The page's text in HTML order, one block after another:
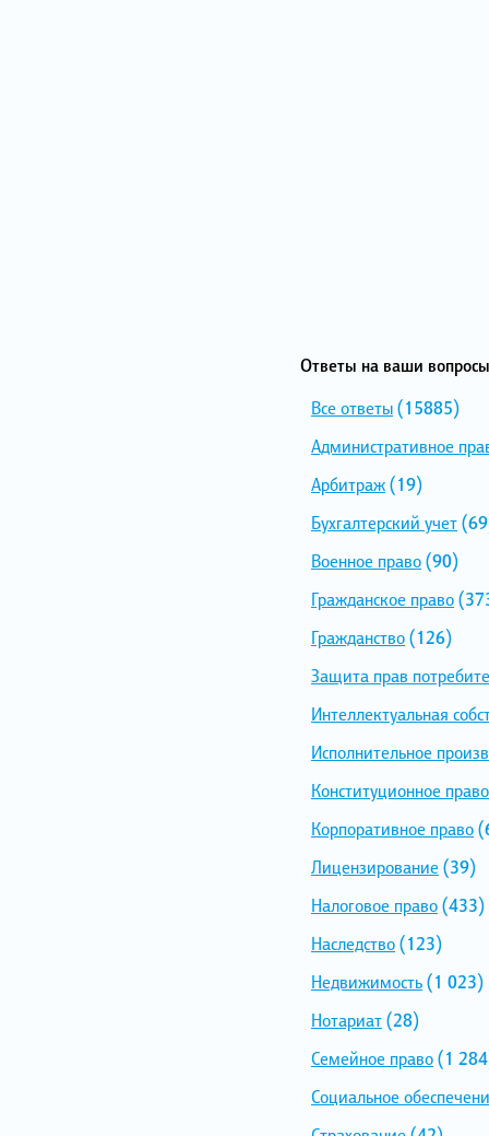
Ответы на ваши
Все ответы(15885)
Административное
Арбитраж(19)
Бухгалтерский учет
Военное право(90)
Гражданское право
Гражданство(126)
Защита прав
Интеллектуальная
Исполнительное
Конституционное право
Корпоративное право
Лицензирование (39)
Налоговое право(433)
Наследство(123)
Недвижимость(1 023)
Нотариат(28)
Семейное право(1
Социальное